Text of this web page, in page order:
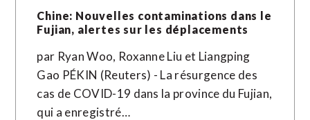
Chine: Nouvelles contaminations dans le
Fujian, alertes sur les déplacements
par Ryan Woo, Roxanne Liu et Liangping
Gao PÉKIN (Reuters) - La résurgence des
cas de COVID-19 dans la province du Fujian,
qui a enregistré…